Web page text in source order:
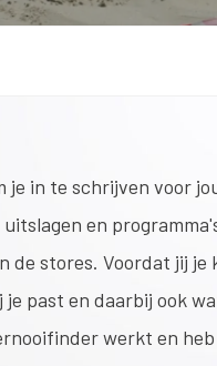
je in te schrijven voor
en
de stores. Voordat jij
past en daarbij ook
werkt en